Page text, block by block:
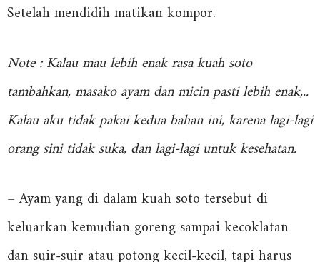
Setelah mendidih matikan kompor.
Note : Kalau mau lebih enak rasa kuah soto
tambahkan, masako ayam dan micin pasti lebih enak,..
Kalau aku tidak pakai kedua bahan ini, karena lagi-lagi
orang sini tidak suka, dan lagi-lagi untuk kesehatan.
– Ayam yang di dalam kuah soto tersebut di
keluarkan kemudian goreng sampai kecoklatan
dan suir-suir atau potong kecil-kecil, tapi harus